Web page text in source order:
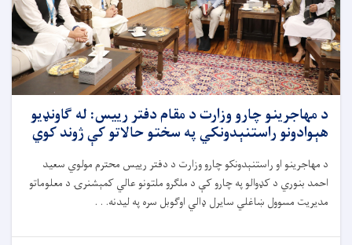
د مهاجرینو چارو وزارت د مقام دفتر رییس: له ګاونډیو
هېوادونو راستنېدونکي په سختو حالاتو کې ژوند کوي
د مهاجرینو او راستنېدونکو چارو وزارت د دفتر رییس محترم مولوي سعید
احمد بنوري د کډوالو په چارو کې د ملګرو ملتونو عالي کمېشنرۍ د معلوماتو
مدیریت مسوول ښاغلي سایرل ډالي اوګوبل سره په لیدنه. . .